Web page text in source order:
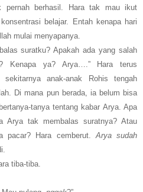
pernah berhasil. Hara tak mau ikut
belajar. Entah kenapa hari
mulai menyapanya.
suratku? Apakah ada yang salah
Kenapa ya? Arya….” Hara terus
anak-anak Rohis tengah
Di mana pun berada, ia belum bisa
tanya tentang kabar Arya. Apa
Arya tak membalas suratnya? Atau
pacar? Hara cemberut.Arya sudah
tiba-tiba.